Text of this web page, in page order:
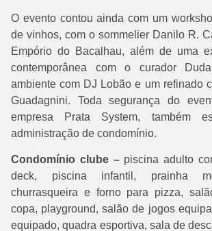
O evento contou ainda com um
de vinhos, com o sommelier Danilo R.
Empório do Bacalhau, além de uma
contemporânea com o curador
ambiente com DJ Lobão e um refinado
Guadagnini. Toda segurança do
empresa Prata System, também
administração de condomínio.
Condomínio clube –piscina adulto
deck, piscina infantil, prainha
churrasqueira e forno para pizza,
copa, playground, salão de jogos
equipado, quadra esportiva, sala de